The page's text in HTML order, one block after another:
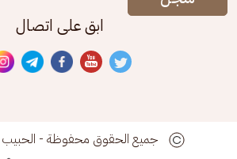
ابق على اتصال
جميع الحقوق محفوظة -